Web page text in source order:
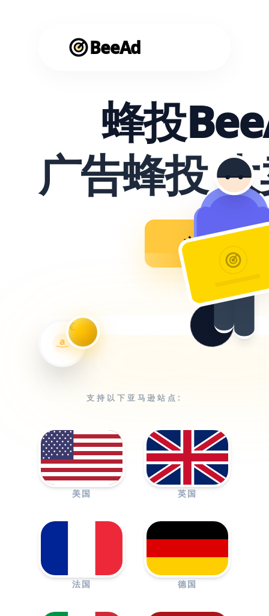
BeeAd
蜂投
广告蜂投
立即使用
a
€
支持以下亚马逊站点:
美国 英国
法国 德国